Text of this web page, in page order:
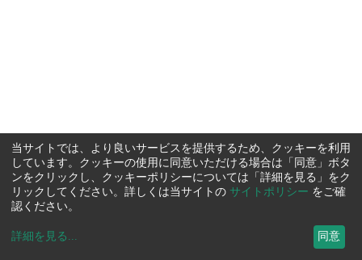
当サイトでは、より良いサービスを提供するため、クッキーを利用
しています。クッキーの使用に同意いただける場合は「同意」ボタ
ンをクリックし、クッキーポリシーについては「詳細を見る」をク
リックしてください。詳しくは当サイトの サイトポリシー をご確
認ください。
詳細を見る ... 同意